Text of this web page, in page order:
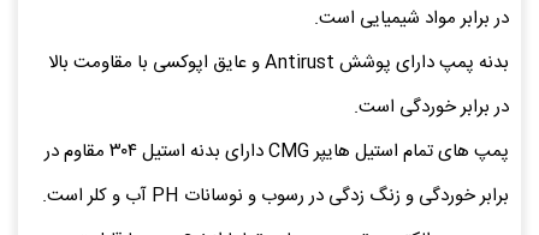
در برابر مواد شیمیایی است.
بدنه پمپ دارای پوشش Antirust و عایق اپوکسی با مقاومت بالا
در برابر خوردگی است.
پمپ های تمام استیل هایپر CMG دارای بدنه استیل ۳۰۴ مقاوم در
برابر خوردگی و زنگ زدگی در رسوب و نوسانات PH آب و کلر است.